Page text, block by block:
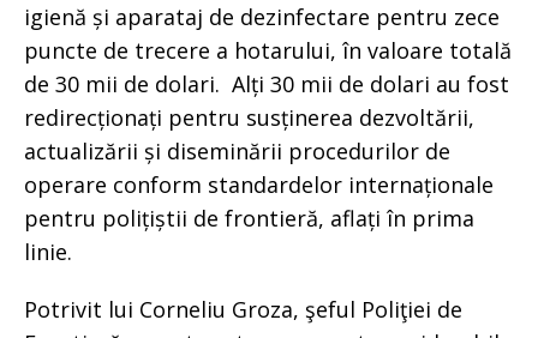
igienă și aparataj de dezinfectare pentru zece
puncte de trecere a hotarului, în valoare totală
de 30 mii de dolari. Alți 30 mii de dolari au fost
redirecționați pentru susținerea dezvoltării,
actualizării și diseminării procedurilor de
operare conform standardelor internaționale
pentru polițiștii de frontieră, aflați în prima
linie.
Potrivit lui Corneliu Groza, şeful Poliţiei de